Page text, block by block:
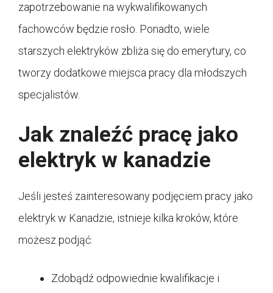
zapotrzebowanie na wykwalifikowanych
fachowców będzie rosło. Ponadto, wiele
starszych elektryków zbliża się do emerytury, co
tworzy dodatkowe miejsca pracy dla młodszych
specjalistów.
Jak znaleźć pracę jako
elektryk w kanadzie
Jeśli jesteś zainteresowany podjęciem pracy jako
elektryk w Kanadzie, istnieje kilka kroków, które
możesz podjąć:
Zdobądź odpowiednie kwalifikacje i